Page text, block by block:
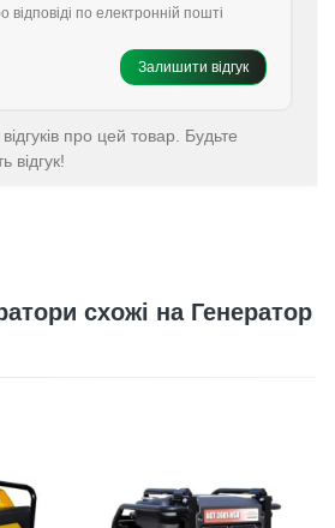
відповіді по електронній пошті
Залишити відгук
про цей товар. Будьте
відгук!
схожі на Генератор